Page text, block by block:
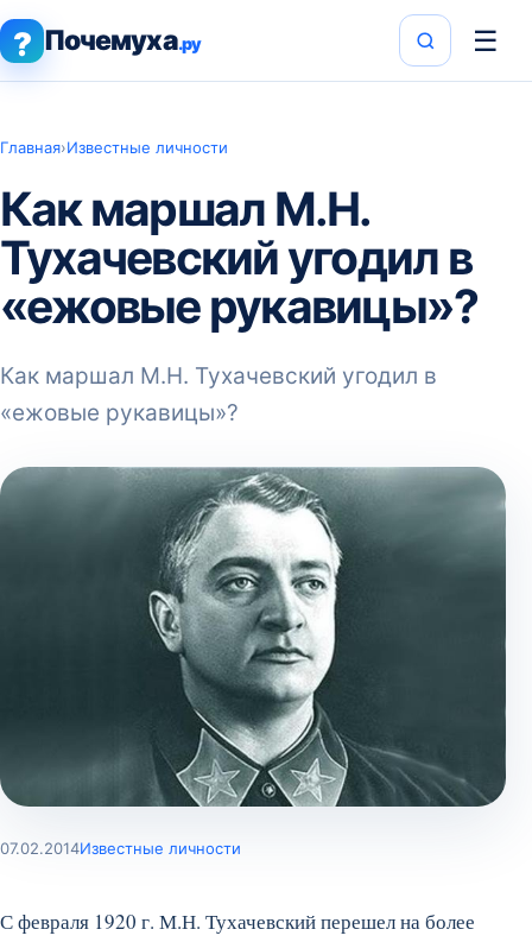
? Почемуха.ру ☰
Главная›Известные личности
Как маршал М.Н.
Тухачевский угодил в
«ежовые рукавицы»?
Как маршал М.Н. Тухачевский угодил в
«ежовые рукавицы»?
07.02.2014Известные личности
С февраля 1920 г. М.Н. Тухачевский перешел на более